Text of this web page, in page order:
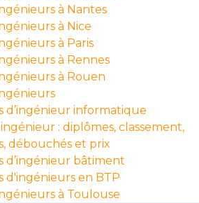
à Nantes
à Nice
à Paris
à Rennes
à Rouen
d’ingénieur informatique
: diplômes, classement,
débouchés et prix
d’ingénieur bâtiment
d'ingénieurs en BTP
à Toulouse